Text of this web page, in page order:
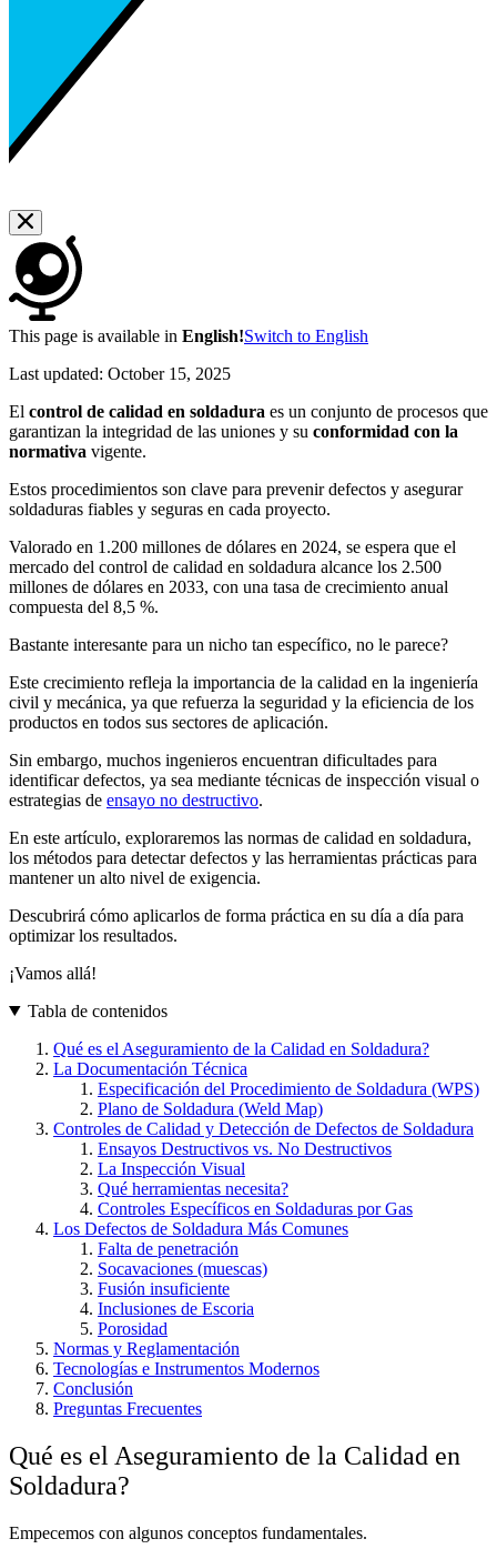
This page is available in English!Switch to English
Last updated: October 15, 2025
El control de calidad en soldadura es un conjunto de procesos que
garantizan la integridad de las uniones y su conformidad con la
normativa vigente.
Estos procedimientos son clave para prevenir defectos y asegurar
soldaduras fiables y seguras en cada proyecto.
Valorado en 1.200 millones de dólares en 2024, se espera que el
mercado del control de calidad en soldadura alcance los 2.500
millones de dólares en 2033, con una tasa de crecimiento anual
compuesta del 8,5 %.
Bastante interesante para un nicho tan específico, no le parece?
Este crecimiento refleja la importancia de la calidad en la ingeniería
civil y mecánica, ya que refuerza la seguridad y la eficiencia de los
productos en todos sus sectores de aplicación.
Sin embargo, muchos ingenieros encuentran dificultades para
identificar defectos, ya sea mediante técnicas de inspección visual o
estrategias de ensayo no destructivo.
En este artículo, exploraremos las normas de calidad en soldadura,
los métodos para detectar defectos y las herramientas prácticas para
mantener un alto nivel de exigencia.
Descubrirá cómo aplicarlos de forma práctica en su día a día para
optimizar los resultados.
¡Vamos allá!
Tabla de contenidos
Qué es el Aseguramiento de la Calidad en Soldadura?
La Documentación Técnica
Especificación del Procedimiento de Soldadura (WPS)
Plano de Soldadura (Weld Map)
Controles de Calidad y Detección de Defectos de Soldadura
Ensayos Destructivos vs. No Destructivos
La Inspección Visual
Qué herramientas necesita?
Controles Específicos en Soldaduras por Gas
Los Defectos de Soldadura Más Comunes
Falta de penetración
Socavaciones (muescas)
Fusión insuficiente
Inclusiones de Escoria
Porosidad
Normas y Reglamentación
Tecnologías e Instrumentos Modernos
Conclusión
Preguntas Frecuentes
Qué es el Aseguramiento de la Calidad en
Soldadura?
Empecemos con algunos conceptos fundamentales.